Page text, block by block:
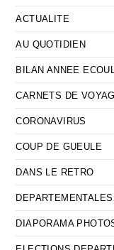
ACTUALITE
AU QUOTIDIEN
BILAN ANNEE
CARNETS DE
CORONAVIRUS
COUP DE GUEULE
DANS LE RETRO
DEPARTEMENTALES
DIAPORAMA